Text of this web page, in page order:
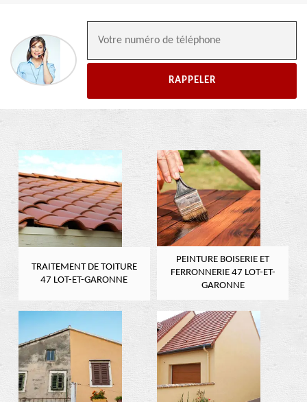
TRAITEMENT DE TOITURE
47 LOT-ET-GARONNE
PEINTURE BOISERIE ET
FERRONNERIE 47 LOT-ET-
GARONNE